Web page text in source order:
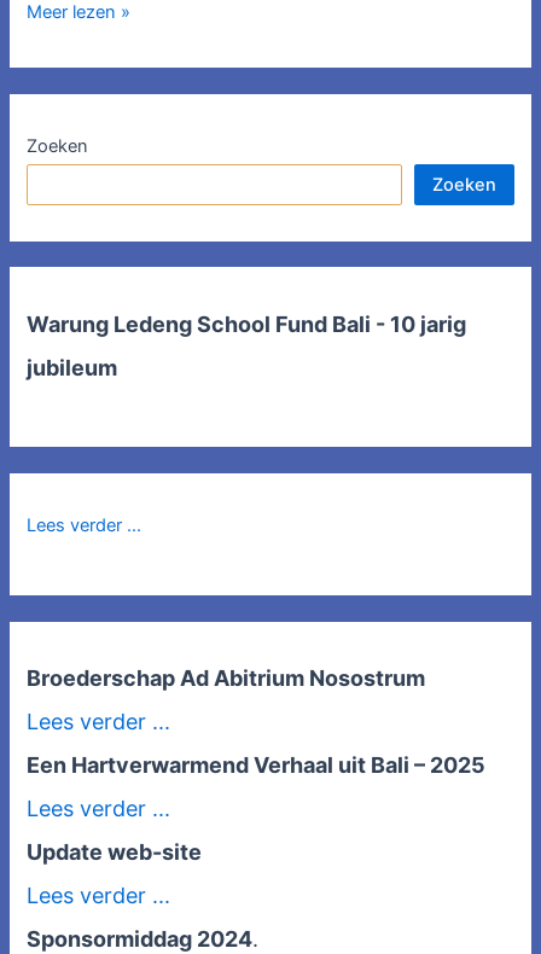
Meer lezen »
Zoeken
Zoeken
Warung Ledeng School Fund Bali - 10 jarig
jubileum
Lees verder ...
Broederschap Ad Abitrium Nosostrum
Lees verder ...
Een Hartverwarmend Verhaal uit Bali – 2025
Lees verder ...
Update web-site
Lees verder ...
Sponsormiddag 2024.